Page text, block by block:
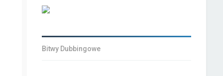
Bitwy Dubbingowe